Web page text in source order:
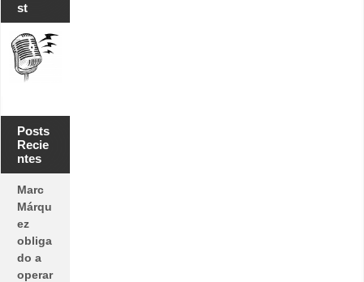
st
Posts
Recie
ntes
Marc
Márqu
ez
obliga
do a
operar